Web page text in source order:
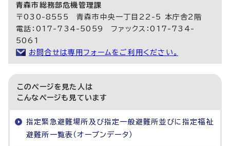
青森市総務部危機管理課
〒030-8555 青森市中央一丁目22-5 本庁舎2階
電話：017-734-5059 ファックス：017-734-
5061
お問合せは専用フォームをご利用ください。
このページを見た人は
こんなページも見ています
指定緊急避難場所及び指定一般避難所並びに指定福祉
避難所一覧表（オープンデータ）